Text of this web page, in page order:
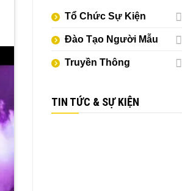
Tổ Chức Sự Kiện
Đào Tạo Người Mẫu
Truyền Thông
TIN TỨC & SỰ KIỆN